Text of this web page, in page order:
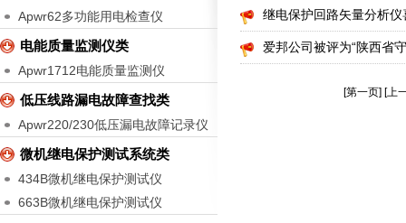
Apwr62多功能用电检查仪
电能质量监测仪类
Apwr1712电能质量监测仪
低压线路漏电故障查找类
Apwr220/230低压漏电故障记录仪
微机继电保护测试系统类
434B微机继电保护测试仪
663B微机继电保护测试仪
继电保护回路矢量分析
爱邦公司被评为“陕西省
[第一页] [上